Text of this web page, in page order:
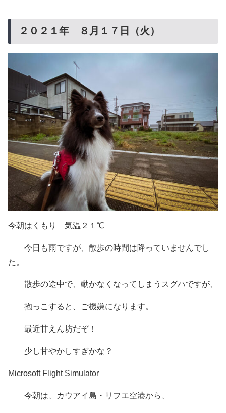
２０２１年 ８月１７日（火）
今朝はくもり 気温２１℃
今日も雨ですが、散歩の時間は降っていませんでし
た。
散歩の途中で、動かなくなってしまうスグハですが、
抱っこすると、ご機嫌になります。
最近甘えん坊だぞ！
少し甘やかしすぎかな？
Microsoft Flight Simulator
今朝は、カウアイ島・リフエ空港から、